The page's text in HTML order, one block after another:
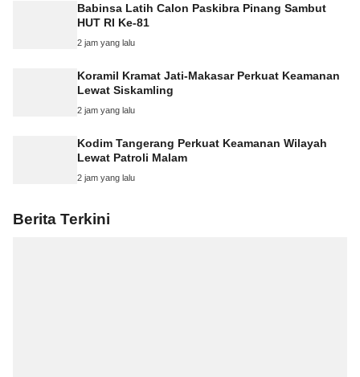
Babinsa Latih Calon Paskibra Pinang Sambut
HUT RI Ke-81
2 jam yang lalu
Koramil Kramat Jati-Makasar Perkuat Keamanan
Lewat Siskamling
2 jam yang lalu
Kodim Tangerang Perkuat Keamanan Wilayah
Lewat Patroli Malam
2 jam yang lalu
Berita Terkini